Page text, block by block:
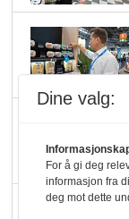
Dine valg:
For å gi deg
informasjon fra
deg mot dette